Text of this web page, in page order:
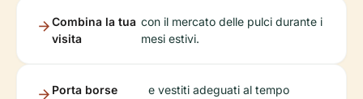
Combina la tua
visita
con il mercato delle pulci durante i
mesi estivi.
Porta borse
e vestiti adeguati al tempo